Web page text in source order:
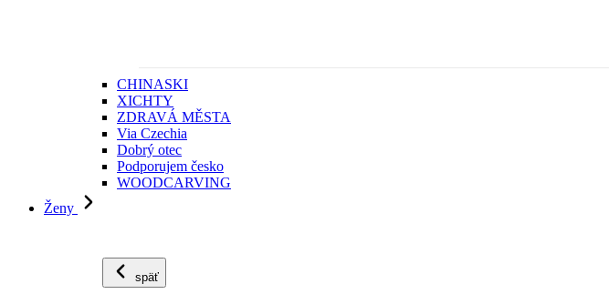
CHINASKI
XICHTY
ZDRAVÁ MĚSTA
Via Czechia
Dobrý otec
Podporujem česko
WOODCARVING
Ženy
späť